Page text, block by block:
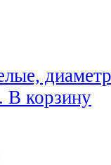
В корзину